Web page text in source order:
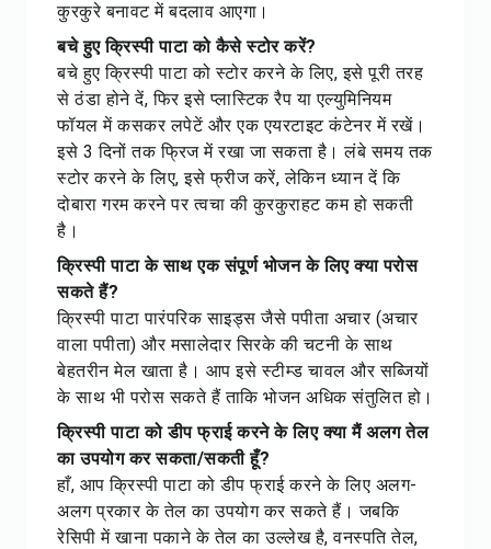
कुरकुरे बनावट में बदलाव आएगा।
बचे हुए क्रिस्पी पाटा को कैसे स्टोर करें?
बचे हुए क्रिस्पी पाटा को स्टोर करने के लिए, इसे पूरी तरह
से ठंडा होने दें, फिर इसे प्लास्टिक रैप या एल्युमिनियम
फॉयल में कसकर लपेटें और एक एयरटाइट कंटेनर में रखें।
इसे 3 दिनों तक फ्रिज में रखा जा सकता है। लंबे समय तक
स्टोर करने के लिए, इसे फ्रीज करें, लेकिन ध्यान दें कि
दोबारा गरम करने पर त्वचा की कुरकुराहट कम हो सकती
है।
क्रिस्पी पाटा के साथ एक संपूर्ण भोजन के लिए क्या परोस
सकते हैं?
क्रिस्पी पाटा पारंपरिक साइड्स जैसे पपीता अचार (अचार
वाला पपीता) और मसालेदार सिरके की चटनी के साथ
बेहतरीन मेल खाता है। आप इसे स्टीम्ड चावल और सब्जियों
के साथ भी परोस सकते हैं ताकि भोजन अधिक संतुलित हो।
क्रिस्पी पाटा को डीप फ्राई करने के लिए क्या मैं अलग तेल
का उपयोग कर सकता/सकती हूँ?
हाँ, आप क्रिस्पी पाटा को डीप फ्राई करने के लिए अलग-
अलग प्रकार के तेल का उपयोग कर सकते हैं। जबकि
रेसिपी में खाना पकाने के तेल का उल्लेख है, वनस्पति तेल,